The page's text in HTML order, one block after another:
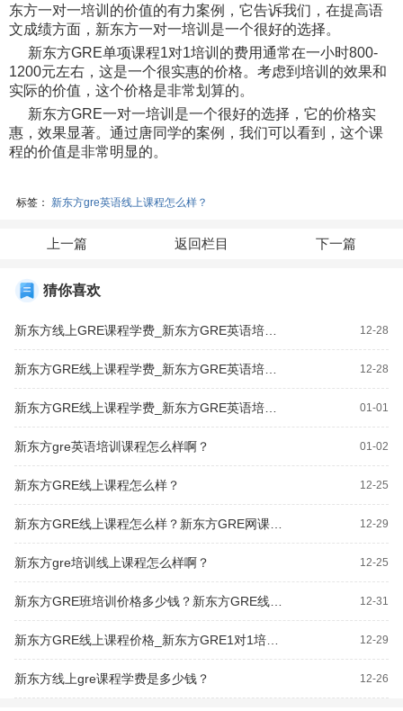
东方一对一培训的价值的有力案例，它告诉我们，在提高语
文成绩方面，新东方一对一培训是一个很好的选择。
新东方GRE单项课程1对1培训的费用通常在一小时800-
1200元左右，这是一个很实惠的价格。考虑到培训的效果和
实际的价值，这个价格是非常划算的。
新东方GRE一对一培训是一个很好的选择，它的价格实
惠，效果显著。通过唐同学的案例，我们可以看到，这个课
程的价值是非常明显的。
标签： 新东方gre英语线上课程怎么样？
上一篇 返回栏目 下一篇
猜你喜欢
12-28
12-28
01-01
新东方gre英语培训课程怎么样啊？ 01-02
新东方GRE线上课程怎么样？ 12-25
12-29
新东方gre培训线上课程怎么样啊？ 12-25
12-31
12-29
新东方线上gre课程学费是多少钱？ 12-26